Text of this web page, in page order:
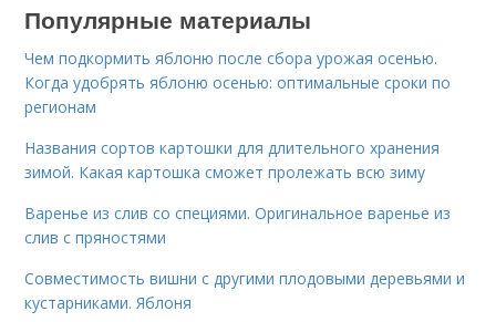
Популярные материалы
Чем подкормить яблоню после сбора урожая осенью.
Когда удобрять яблоню осенью: оптимальные сроки по
регионам
Названия сортов картошки для длительного хранения
зимой. Какая картошка сможет пролежать всю зиму
Варенье из слив со специями. Оригинальное варенье из
слив с пряностями
Совместимость вишни с другими плодовыми деревьями и
кустарниками. Яблоня